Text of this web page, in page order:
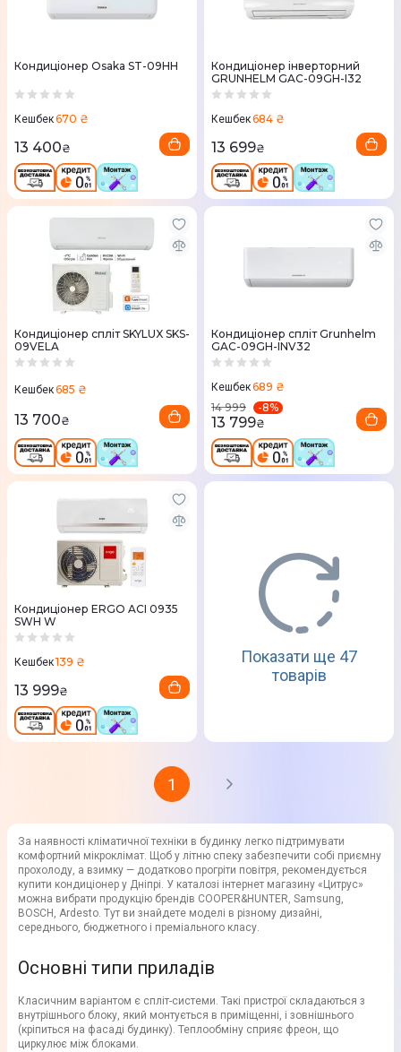
Кондиціонер Osaka ST-09HH
Кешбек670 ₴
13 400₴
Кондиціонер інверторний
GRUNHELM GAC-09GH-I32
Кешбек684 ₴
13 699₴
Кондиціонер спліт SKYLUX SKS-
09VELA
Кешбек685 ₴
13 700₴
Кондиціонер спліт Grunhelm
GAC-09GH-INV32
Кешбек689 ₴
14 999
-8%
13 799₴
Кондиціонер ERGO ACI 0935
SWН W
Кешбек139 ₴
13 999₴
Показати ще 47
товарів
1
За наявності кліматичної техніки в будинку легко підтримувати
комфортний мікроклімат. Щоб у літню спеку забезпечити собі приємну
прохолоду, а взимку — додатково прогріти повітря, рекомендується
купити кондиціонер у Дніпрі. У каталозі інтернет магазину «Цитрус»
можна вибрати продукцію брендів COOPER&HUNTER, Samsung,
BOSCH, Ardesto. Тут ви знайдете моделі в різному дизайні,
середнього, бюджетного і преміального класу.
Основні типи приладів
Класичним варіантом є спліт-системи. Такі пристрої складаються з
внутрішнього блоку, який монтується в приміщенні, і зовнішнього
(кріпиться на фасаді будинку). Теплообміну сприяє фреон, що
циркулює між блоками.